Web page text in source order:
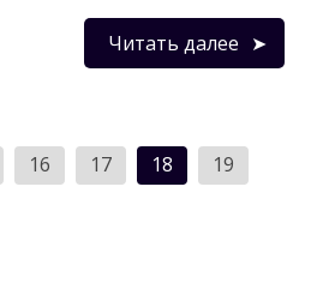
Читать далее
16 17 18
19